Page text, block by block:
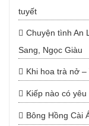
tuyết
Chuyện tình An
Sang, Ngọc Giàu
Khi hoa trà nở
Kiếp nào có
Bông Hồng Cài